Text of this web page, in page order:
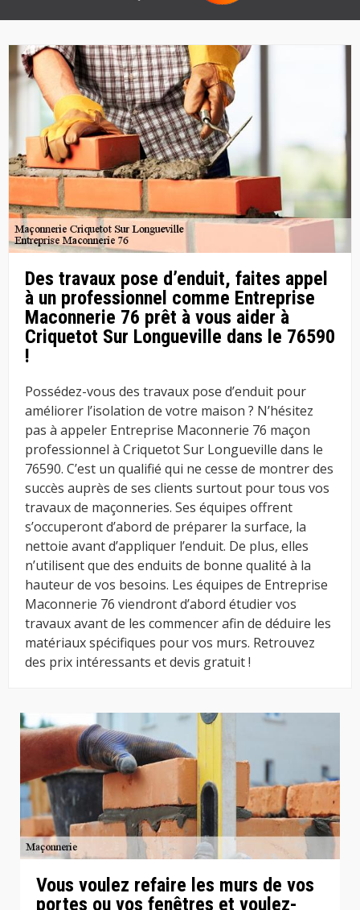
Des travaux pose d’enduit, faites appel
à un professionnel comme Entreprise
Maconnerie 76 prêt à vous aider à
Criquetot Sur Longueville dans le 76590
!
Possédez-vous des travaux pose d’enduit pour
améliorer l’isolation de votre maison ? N’hésitez
pas à appeler Entreprise Maconnerie 76 maçon
professionnel à Criquetot Sur Longueville dans le
76590. C’est un qualifié qui ne cesse de montrer des
succès auprès de ses clients surtout pour tous vos
travaux de maçonneries. Ses équipes offrent
s’occuperont d’abord de préparer la surface, la
nettoie avant d’appliquer l’enduit. De plus, elles
n’utilisent que des enduits de bonne qualité à la
hauteur de vos besoins. Les équipes de Entreprise
Maconnerie 76 viendront d’abord étudier vos
travaux avant de les commencer afin de déduire les
matériaux spécifiques pour vos murs. Retrouvez
des prix intéressants et devis gratuit !
Vous voulez refaire les murs de vos
portes ou vos fenêtres et voulez-